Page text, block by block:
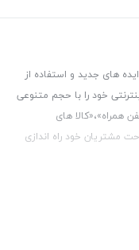
های جدید و استفاده از
خود را با حجم متنوعی
همراه»،«کالا های
مشتریان خود راه اندازی
کیفیت و با حداقل قیمت